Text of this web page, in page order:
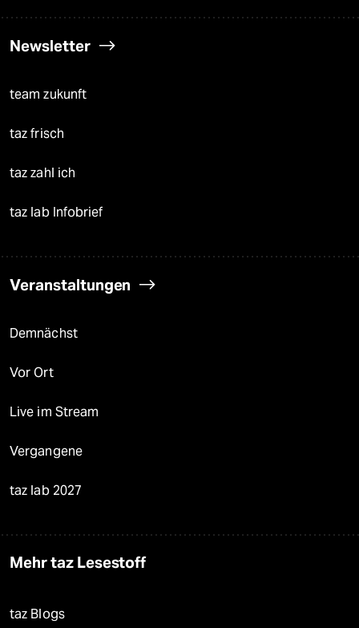
Newsletter
team zukunft
taz frisch
taz zahl ich
taz lab Infobrief
Veranstaltungen
Demnächst
Vor Ort
Live im Stream
Vergangene
taz lab 2027
Mehr taz Lesestoff
taz Blogs